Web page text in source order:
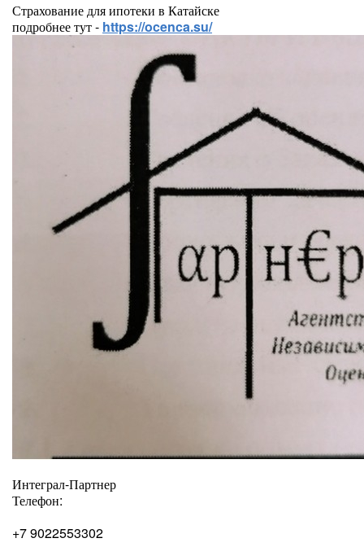
Страхование для ипотеки в Катайске
подробнее тут - https://ocenca.su/
Интеграл-Партнер
Телефон:
+7 9022553302